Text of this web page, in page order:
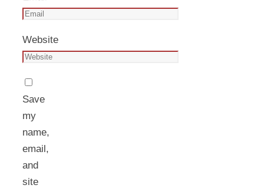
Website
Save
my
name,
email,
and
site